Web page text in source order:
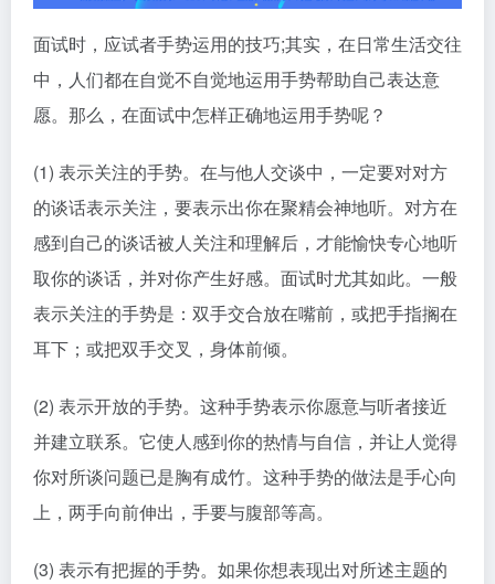
面试时，应试者手势运用的技巧;其实，在日常生活交往
中，人们都在自觉不自觉地运用手势帮助自己表达意
愿。那么，在面试中怎样正确地运用手势呢？
(1) 表示关注的手势。在与他人交谈中，一定要对对方
的谈话表示关注，要表示出你在聚精会神地听。对方在
感到自己的谈话被人关注和理解后，才能愉快专心地听
取你的谈话，并对你产生好感。面试时尤其如此。一般
表示关注的手势是：双手交合放在嘴前，或把手指搁在
耳下；或把双手交叉，身体前倾。
(2) 表示开放的手势。这种手势表示你愿意与听者接近
并建立联系。它使人感到你的热情与自信，并让人觉得
你对所谈问题已是胸有成竹。这种手势的做法是手心向
上，两手向前伸出，手要与腹部等高。
(3) 表示有把握的手势。如果你想表现出对所述主题的